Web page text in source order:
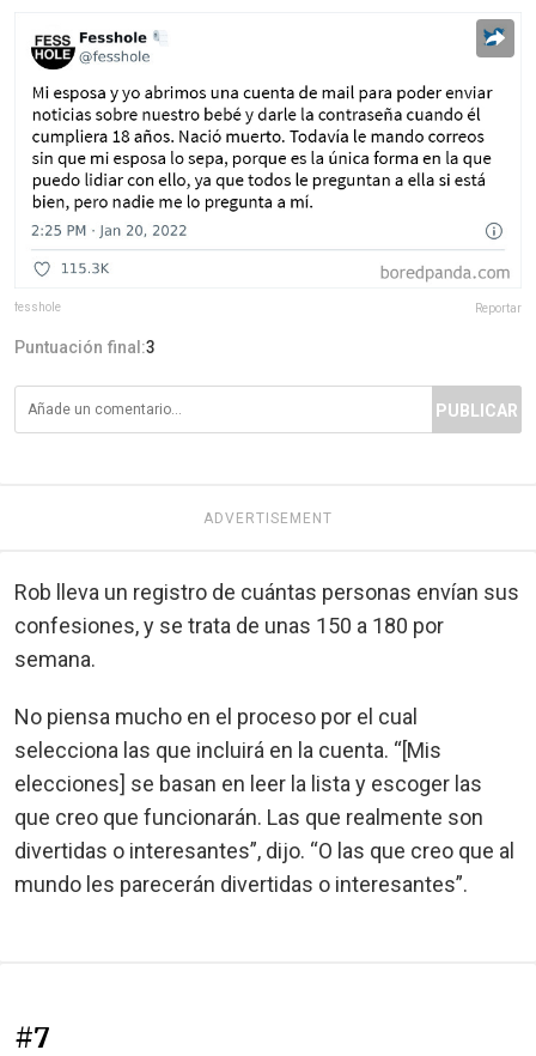
fesshole Reportar
Puntuación final:3
PUBLICAR
ADVERTISEMENT
Rob lleva un registro de cuántas personas envían sus
confesiones, y se trata de unas 150 a 180 por
semana.
No piensa mucho en el proceso por el cual
selecciona las que incluirá en la cuenta. “[Mis
elecciones] se basan en leer la lista y escoger las
que creo que funcionarán. Las que realmente son
divertidas o interesantes”, dijo. “O las que creo que al
mundo les parecerán divertidas o interesantes”.
#7